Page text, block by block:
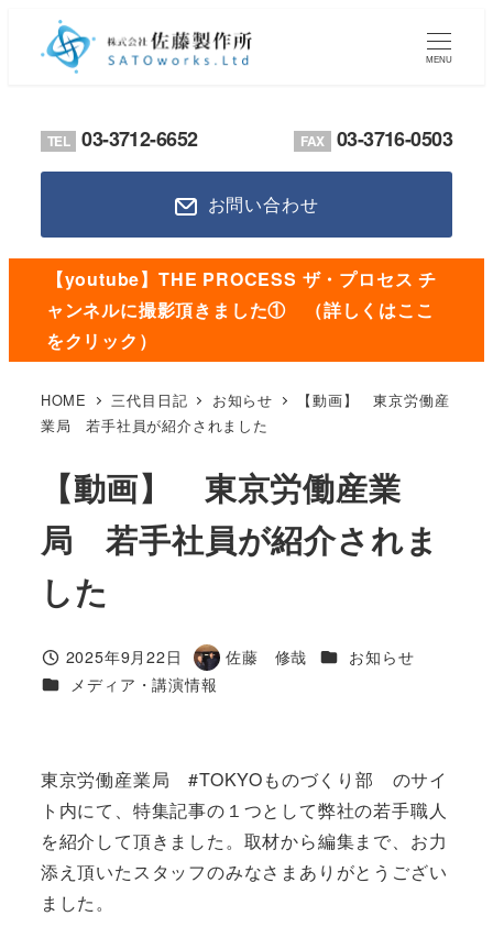
MENU
TEL 03-3712-6652 FAX 03-3716-0503
お問い合わせ
【youtube】THE PROCESS ザ・プロセス チ
ャンネルに撮影頂きました① （詳しくはここ
をクリック）
HOME 三代目日記 お知らせ
【動画】 東京労働産
業局 若手社員が紹介されました
【動画】 東京労働産業
局 若手社員が紹介されま
した
投稿日
2025年9月22日
著
者
佐藤 修哉 カテゴリー
お知らせ
カテゴリー
メディア・講演情報
東京労働産業局 #TOKYOものづくり部 のサイ
ト内にて、特集記事の１つとして弊社の若手職人
を紹介して頂きました。取材から編集まで、お力
添え頂いたスタッフのみなさまありがとうござい
ました。